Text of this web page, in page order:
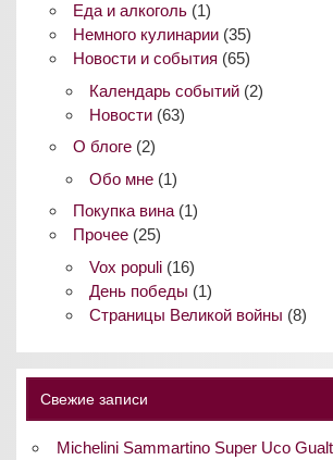
Еда и алкоголь(1)
Немного кулинарии(35)
Новости и события (65)
Календарь событий(2)
Новости(63)
О блоге(2)
Обо мне(1)
Покупка вина(1)
Прочее(25)
Vox populi(16)
День победы (1)
Страницы Великой войны (8)
Свежие записи
Michelini Sammartino Super Uco